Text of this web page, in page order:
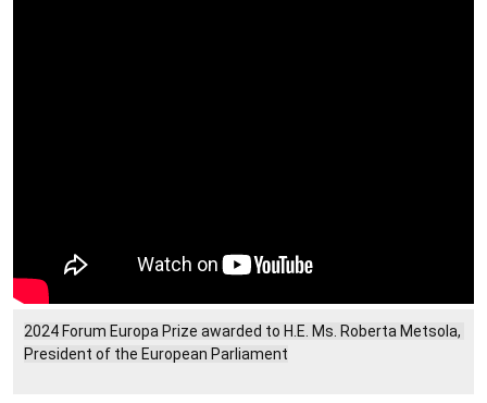
2024 Forum Europa Prize awarded to H.E. Ms. Roberta Metsola,
President of the European Parliament